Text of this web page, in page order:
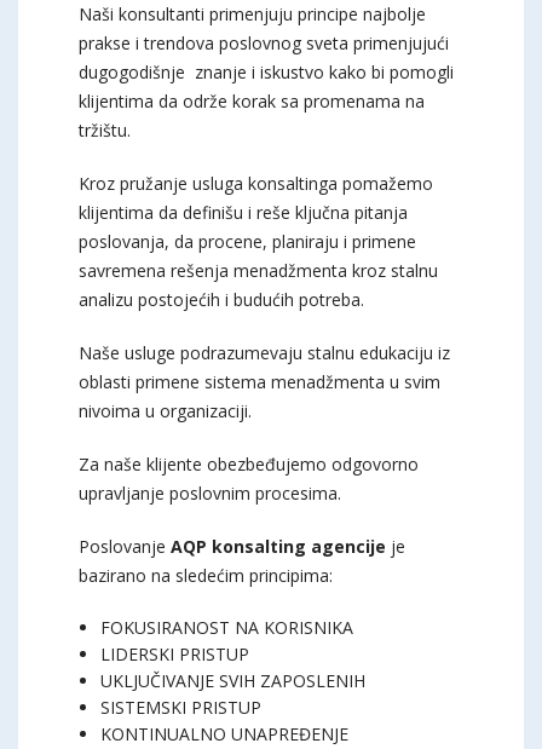
Naši konsultanti primenjuju principe najbolje
prakse i trendova poslovnog sveta primenjujući
dugogodišnje znanje i iskustvo kako bi pomogli
klijentima da održe korak sa promenama na
tržištu.
Kroz pružanje usluga konsaltinga pomažemo
klijentima da definišu i reše ključna pitanja
poslovanja, da procene, planiraju i primene
savremena rešenja menadžmenta kroz stalnu
analizu postojećih i budućih potreba.
Naše usluge podrazumevaju stalnu edukaciju iz
oblasti primene sistema menadžmenta u svim
nivoima u organizaciji.
Za naše klijente obezbeđujemo odgovorno
upravljanje poslovnim procesima.
Poslovanje AQP konsalting agencije je
bazirano na sledećim principima:
FOKUSIRANOST NA KORISNIKA
LIDERSKI PRISTUP
UKLJUČIVANJE SVIH ZAPOSLENIH
SISTEMSKI PRISTUP
KONTINUALNO UNAPREĐENJE